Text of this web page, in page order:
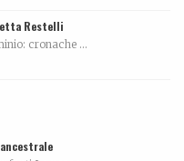
Restelli
cronache ...